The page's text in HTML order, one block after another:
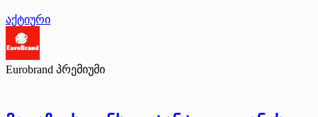
აქტიური
Eurobrand პრემიუმი